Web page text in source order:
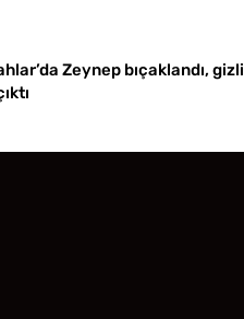
Zeynep bıçaklandı, gizli